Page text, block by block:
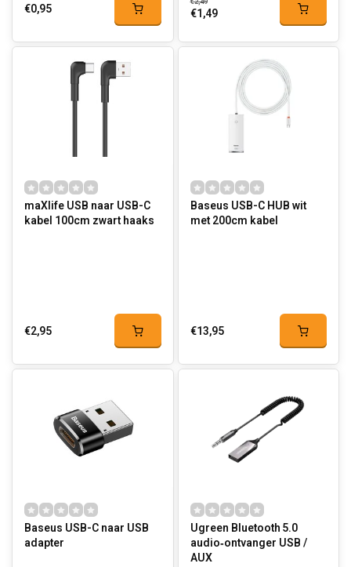
€0,95 €1,49
maXlife USB naar USB-C
kabel 100cm zwart haaks
€2,95
Baseus USB-C HUB wit
met 200cm kabel
€13,95
Baseus USB-C naar USB
adapter
Ugreen Bluetooth 5.0
audio‑ontvanger USB /
AUX